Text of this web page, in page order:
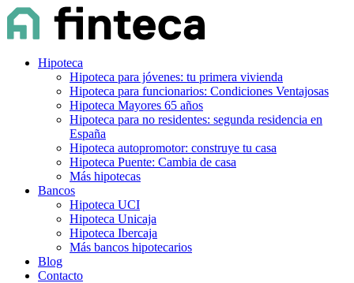
Hipoteca
Hipoteca para jóvenes: tu primera vivienda
Hipoteca para funcionarios: Condiciones Ventajosas
Hipoteca Mayores 65 años
Hipoteca para no residentes: segunda residencia en
España
Hipoteca autopromotor: construye tu casa
Hipoteca Puente: Cambia de casa
Más hipotecas
Bancos
Hipoteca UCI
Hipoteca Unicaja
Hipoteca Ibercaja
Más bancos hipotecarios
Blog
Contacto